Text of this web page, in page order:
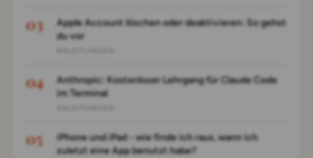
Apple Account löschen oder deaktivieren: So gehst
du vor
Anthropic: Kostenloser Lehrgang für Claude Code
im Terminal
iPhone und iPad - wie finde ich raus, wann ich
zuletzt eine App benutzt habe?